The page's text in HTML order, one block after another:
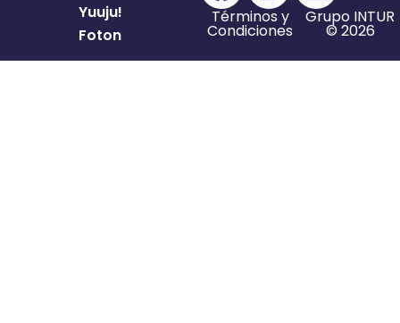
Yuuju!
Foton
Términos y
Condiciones
Grupo INTUR
© 2026